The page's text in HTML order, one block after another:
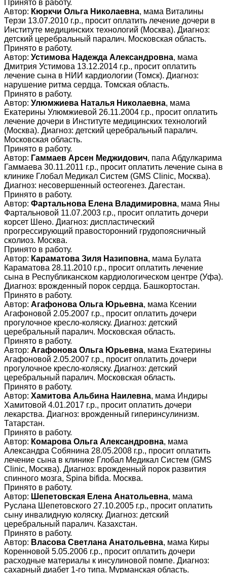
Принято в работу.
Автор: Кюркчи Ольга Николаевна, мама Виталины
Терзи 13.07.2010 г.р., просит оплатить лечение дочери в
Институте медицинских технологий (Москва). Диагноз:
детский церебральный паралич. Московская область.
Принято в работу.
Автор: Устимова Надежда Александровна, мама
Дмитрия Устимова 13.12.2014 г.р., просит оплатить
лечение сына в НИИ кардиологии (Томск). Диагноз:
нарушение ритма сердца. Томская область.
Принято в работу.
Автор: Улюмжиева Наталья Николаевна, мама
Екатерины Улюмжиевой 26.11.2004 г.р., просит оплатить
лечение дочери в Институте медицинских технологий
(Москва). Диагноз: детский церебральный паралич.
Московская область.
Принято в работу.
Автор: Гаммаев Арсен Меджидович, папа Абдулкарима
Гаммаева 30.11.2011 г.р., просит оплатить лечение сына в
клинике Глобал Медикал Систем (GMS Clinic, Москва).
Диагноз: несовершенный остеогенез. Дагестан.
Принято в работу.
Автор: Фартальнова Елена Владимировна, мама Яны
Фартальновой 11.07.2003 г.р., просит оплатить дочери
корсет Шено. Диагноз: диспластический
прогрессирующий правосторонний грудопоясничный
сколиоз. Москва.
Принято в работу.
Автор: Караматова Зиля Назиповна, мама Булата
Караматова 28.11.2010 г.р., просит оплатить лечение
сына в Республиканском кардиологическом центре (Уфа).
Диагноз: врожденный порок сердца. Башкортостан.
Принято в работу.
Автор: Агафонова Ольга Юрьевна, мама Ксении
Агафоновой 2.05.2007 г.р., просит оплатить дочери
прогулочное кресло-коляску. Диагноз: детский
церебральный паралич. Московская область.
Принято в работу.
Автор: Агафонова Ольга Юрьевна, мама Екатерины
Агафоновой 2.05.2007 г.р., просит оплатить дочери
прогулочное кресло-коляску. Диагноз: детский
церебральный паралич. Московская область.
Принято в работу.
Автор: Хамитова Альбина Наилевна, мама Индиры
Хамитовой 4.01.2017 г.р., просит оплатить дочери
лекарства. Диагноз: врожденный гиперинсулинизм.
Татарстан.
Принято в работу.
Автор: Комарова Ольга Александровна, мама
Александра Собянина 28.05.2008 г.р., просит оплатить
лечение сына в клинике Глобал Медикал Систем (GMS
Clinic, Москва). Диагноз: врожденный порок развития
спинного мозга, Spina bifida. Москва.
Принято в работу.
Автор: Шепетовская Елена Анатольевна, мама
Руслана Шепетовского 27.10.2005 г.р., просит оплатить
сыну инвалидную коляску. Диагноз: детский
церебральный паралич. Казахстан.
Принято в работу.
Автор: Власова Светлана Анатольевна, мама Киры
Коренновой 5.05.2006 г.р., просит оплатить дочери
расходные материалы к инсулиновой помпе. Диагноз:
сахарный диабет 1-го типа. Мурманская область.